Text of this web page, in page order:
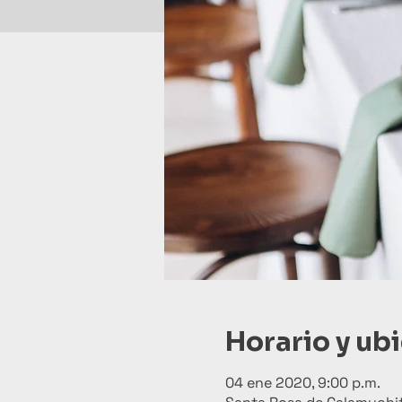
Horario y
04 ene 2020, 9:00 p.m.